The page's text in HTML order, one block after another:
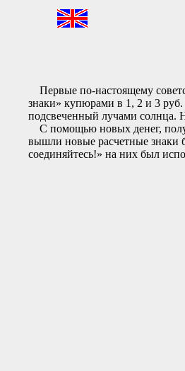
Первые по-настоящему
знаки» купюрами в 1, 2 и 3
подсвеченный лучами солнца.
С помощью новых денег,
вышли новые расчетные знаки
соединяйтесь!» на них был